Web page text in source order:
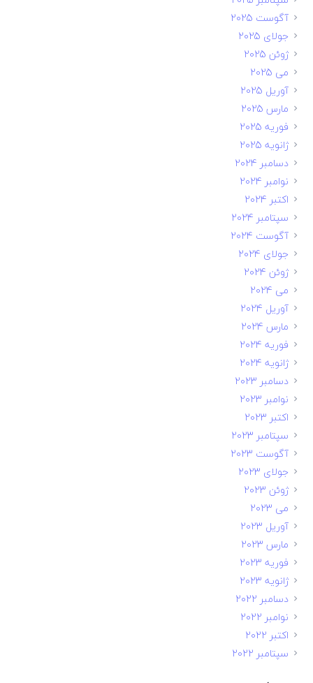
آگوست 2025
جولای 2025
ژوئن 2025
می 2025
آوریل 2025
مارس 2025
فوریه 2025
ژانویه 2025
دسامبر 2024
نوامبر 2024
اکتبر 2024
سپتامبر 2024
آگوست 2024
جولای 2024
ژوئن 2024
می 2024
آوریل 2024
مارس 2024
فوریه 2024
ژانویه 2024
دسامبر 2023
نوامبر 2023
اکتبر 2023
سپتامبر 2023
آگوست 2023
جولای 2023
ژوئن 2023
می 2023
آوریل 2023
مارس 2023
فوریه 2023
ژانویه 2023
دسامبر 2022
نوامبر 2022
اکتبر 2022
سپتامبر 2022